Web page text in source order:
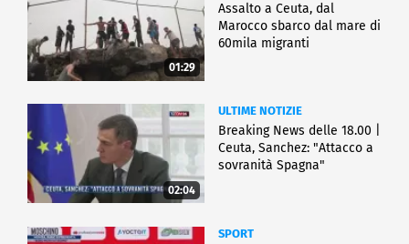
01:29
Assalto a Ceuta, dal
Marocco sbarco dal mare di
60mila migranti
02:04
ULTIME NOTIZIE
Breaking News delle 18.00 |
Ceuta, Sanchez: "Attacco a
sovranità Spagna"
SPORT